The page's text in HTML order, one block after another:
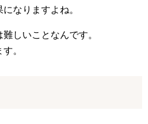
なりますよね。
しいことなんです。
。